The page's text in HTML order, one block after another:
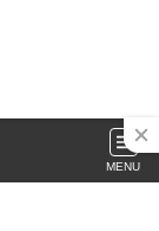
MENU